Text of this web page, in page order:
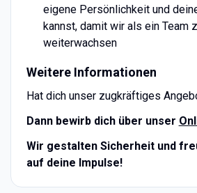
eigene Persönlichkeit und
kannst, damit wir als ein Team
weiterwachsen
Weitere Informationen
Hat dich unser zugkräftiges
Dann bewirb dich über unser
Wir gestalten Sicherheit und
auf deine Impulse!